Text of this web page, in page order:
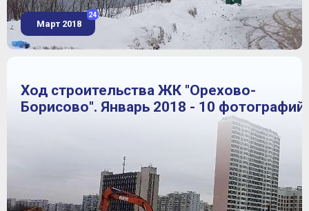
Март 2018
24
Ход строительства ЖК "Орехово-
Борисово". Январь 2018 - 10 фотографий